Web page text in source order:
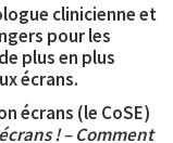
clinicienne et
pour les
plus en plus
écrans.
écrans (le CoSE)
! – Comment